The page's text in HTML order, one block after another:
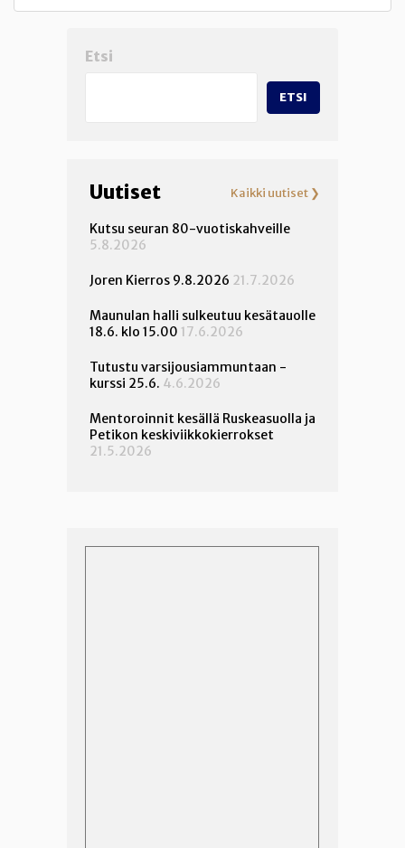
Etsi
ETSI
Uutiset Kaikki uutiset ❯
Kutsu seuran 80-vuotiskahveille
5.8.2026
Joren Kierros 9.8.2026 21.7.2026
Maunulan halli sulkeutuu kesätauolle
18.6. klo 15.00 17.6.2026
Tutustu varsijousiammuntaan -
kurssi 25.6. 4.6.2026
Mentoroinnit kesällä Ruskeasuolla ja
Petikon keskiviikkokierrokset
21.5.2026